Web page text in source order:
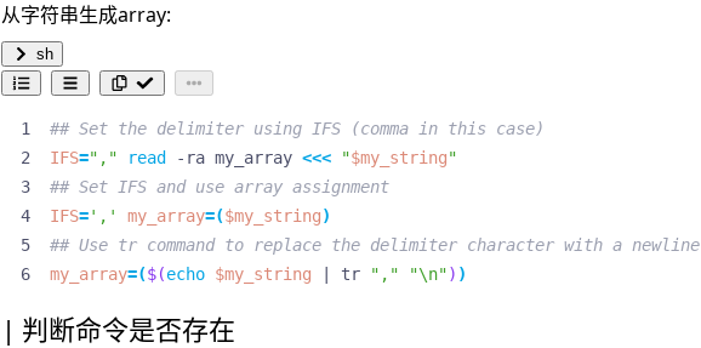
从字符串生成array:
sh
## Set the delimiter using IFS (comma in this case)
IFS="," read -ra my_array <<< "$my_string"
## Set IFS and use array assignment
IFS=',' my_array=($my_string)
## Use tr command to replace the delimiter character with a newline
my_array=($(echo $my_string tr "," "\n") )
判断命令是否存在